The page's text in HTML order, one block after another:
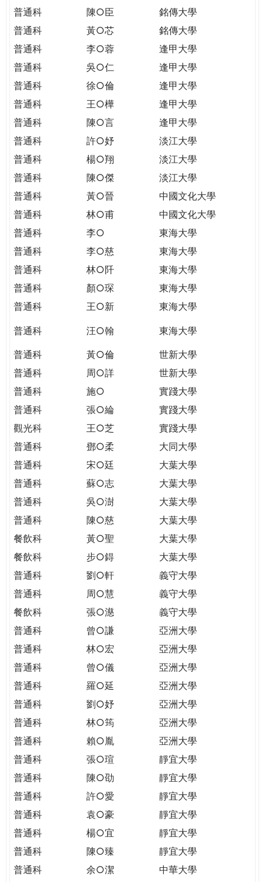
普通科
陳○臣
銘傳大學
普通科
黃○芯
銘傳大學
普通科
李○蓉
逢甲大學
普通科
吳○仁
逢甲大學
普通科
徐○倫
逢甲大學
普通科
王○樺
逢甲大學
普通科
陳○言
逢甲大學
普通科
許○妤
淡江大學
普通科
楊○翔
淡江大學
普通科
陳○傑
淡江大學
普通科
黃○晉
中國文化大學
普通科
林○甫
中國文化大學
普通科
李○
東海大學
普通科
李○慈
東海大學
普通科
林○阡
東海大學
普通科
顏○琛
東海大學
普通科
王○新 東海大學
普通科 汪○翰
東海大學
普通科
黃○倫
世新大學
普通科
周○詳
世新大學
普通科
施○
實踐大學
普通科
張○綸
實踐大學
觀光科
王○芝
實踐大學
普通科
鄧○柔
大同大學
普通科
宋○廷
大葉大學
普通科
蘇○志
大葉大學
普通科
吳○澍
大葉大學
普通科
陳○慈
大葉大學
餐飲科
黃○聖
大葉大學
餐飲科
步○鍀
大葉大學
普通科
劉○軒
義守大學
普通科
周○慧
義守大學
餐飲科
張○濨
義守大學
普通科
曾○謙
亞洲大學
普通科
林○宏
亞洲大學
普通科
曾○儀
亞洲大學
普通科
羅○延
亞洲大學
普通科
劉○妤
亞洲大學
普通科
林○筠
亞洲大學
普通科
賴○胤
亞洲大學
普通科
張○瑄
靜宜大學
普通科
陳○劭
靜宜大學
普通科
許○愛
靜宜大學
普通科
袁○豪
靜宜大學
普通科
楊○宜
靜宜大學
普通科
陳○臻
靜宜大學
普通科
余○潔
中華大學